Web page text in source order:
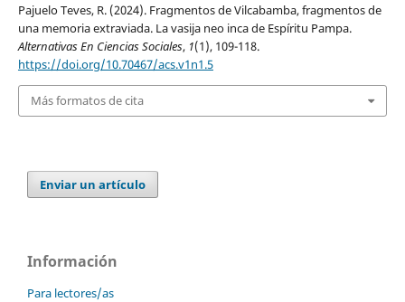
Pajuelo Teves, R. (2024). Fragmentos de Vilcabamba, fragmentos de
una memoria extraviada. La vasija neo inca de Espíritu Pampa.
Alternativas En Ciencias Sociales, 1(1), 109-118.
https://doi.org/10.70467/acs.v1n1.5
Más formatos de cita
Enviar un artículo
Información
Para lectores/as